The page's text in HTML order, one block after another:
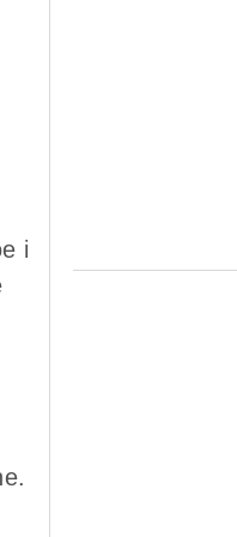
i